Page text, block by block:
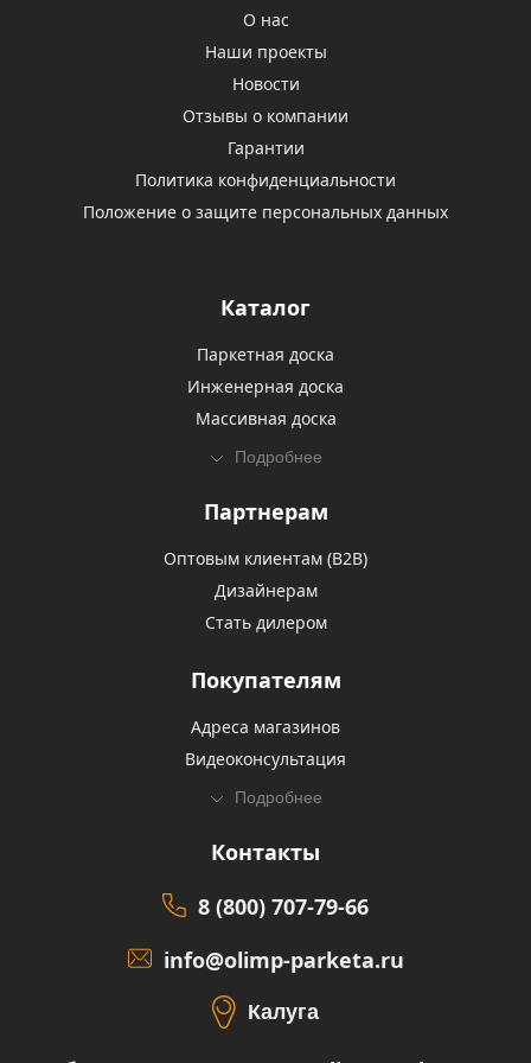
О нас
Наши проекты
Новости
Отзывы о компании
Гарантии
Политика конфиденциальности
Положение о защите персональных данных
Каталог
Паркетная доска
Инженерная доска
Массивная доска
Подробнее
Партнерам
Оптовым клиентам (В2В)
Дизайнерам
Стать дилером
Покупателям
Адреса магазинов
Видеоконсультация
Подробнее
Контакты
8 (800) 707-79-66
info@olimp-parketa.ru
Калуга